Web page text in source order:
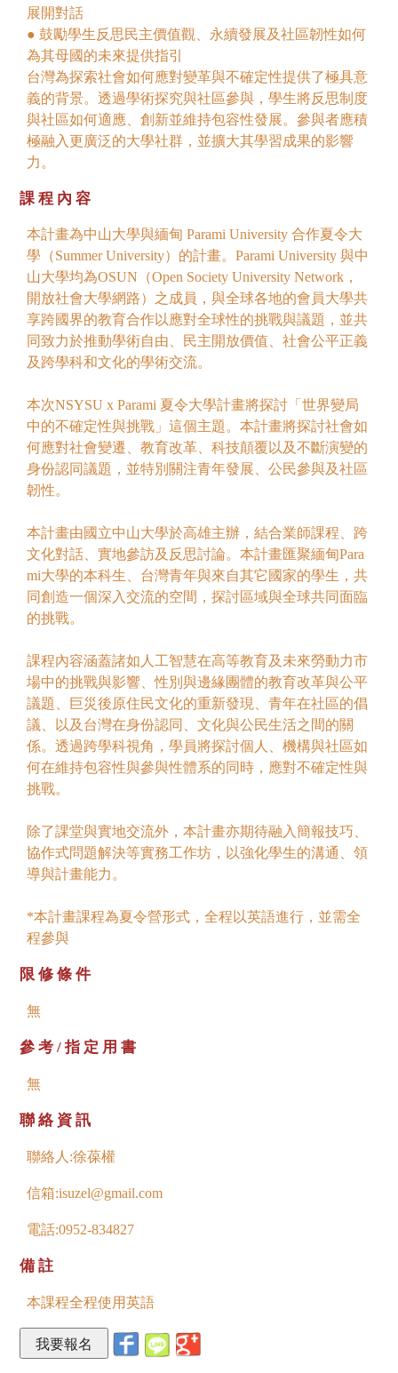
展開對話
● 鼓勵學生反思民主價值觀、永續發展及社區韌性如何
為其母國的未來提供指引
台灣為探索社會如何應對變革與不確定性提供了極具意
義的背景。透過學術探究與社區參與，學生將反思制度
與社區如何適應、創新並維持包容性發展。參與者應積
極融入更廣泛的大學社群，並擴大其學習成果的影響
力。
課程內容
本計畫為中山大學與緬甸 Parami University 合作夏令大
學（Summer University）的計畫。Parami University 與中
山大學均為OSUN（Open Society University Network，
開放社會大學網路）之成員，與全球各地的會員大學共
享跨國界的教育合作以應對全球性的挑戰與議題，並共
同致力於推動學術自由、民主開放價值、社會公平正義
及跨學科和文化的學術交流。
本次NSYSU x Parami 夏令大學計畫將探討「世界變局
中的不確定性與挑戰」這個主題。本計畫將探討社會如
何應對社會變遷、教育改革、科技顛覆以及不斷演變的
身份認同議題，並特別關注青年發展、公民參與及社區
韌性。
本計畫由國立中山大學於高雄主辦，結合業師課程、跨
文化對話、實地參訪及反思討論。本計畫匯聚緬甸Para
mi大學的本科生、台灣青年與來自其它國家的學生，共
同創造一個深入交流的空間，探討區域與全球共同面臨
的挑戰。
課程內容涵蓋諸如人工智慧在高等教育及未來勞動力市
場中的挑戰與影響、性別與邊緣團體的教育改革與公平
議題、巨災後原住民文化的重新發現、青年在社區的倡
議、以及台灣在身份認同、文化與公民生活之間的關
係。透過跨學科視角，學員將探討個人、機構與社區如
何在維持包容性與參與性體系的同時，應對不確定性與
挑戰。
除了課堂與實地交流外，本計畫亦期待融入簡報技巧、
協作式問題解決等實務工作坊，以強化學生的溝通、領
導與計畫能力。
*本計畫課程為夏令營形式，全程以英語進行，並需全
程參與
限修條件
無
參考/指定用書
無
聯絡資訊
聯絡人:徐葆權
信箱:isuzel@gmail.com
電話:0952-834827
備註
本課程全程使用英語